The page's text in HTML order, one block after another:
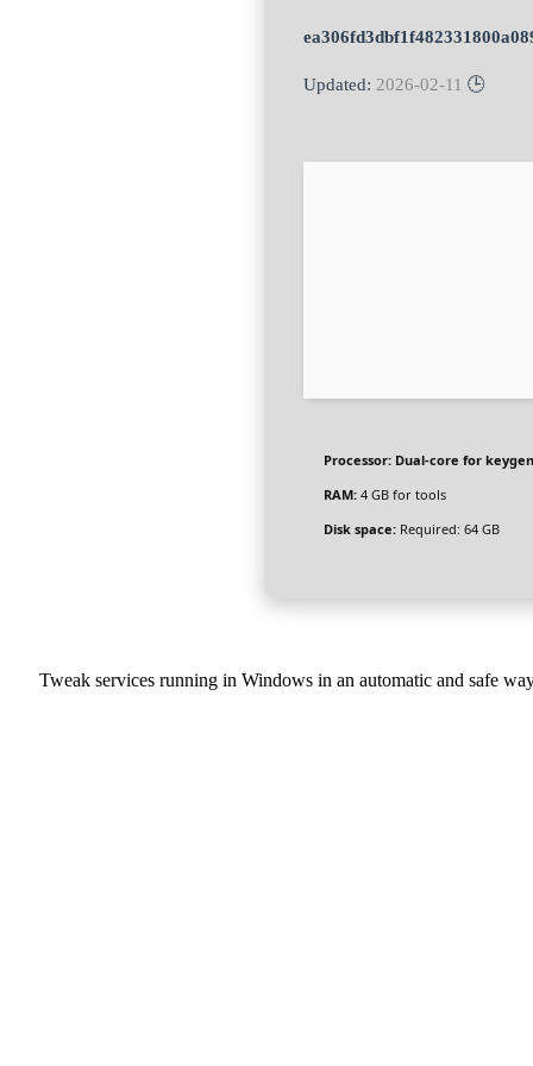
🕒 Updated:
2026-02-11
Processor: Dual-core for
RAM: 4 GB for tools
Disk space: Required: 64 GB
Tweak services running in Windows in an automatic and safe